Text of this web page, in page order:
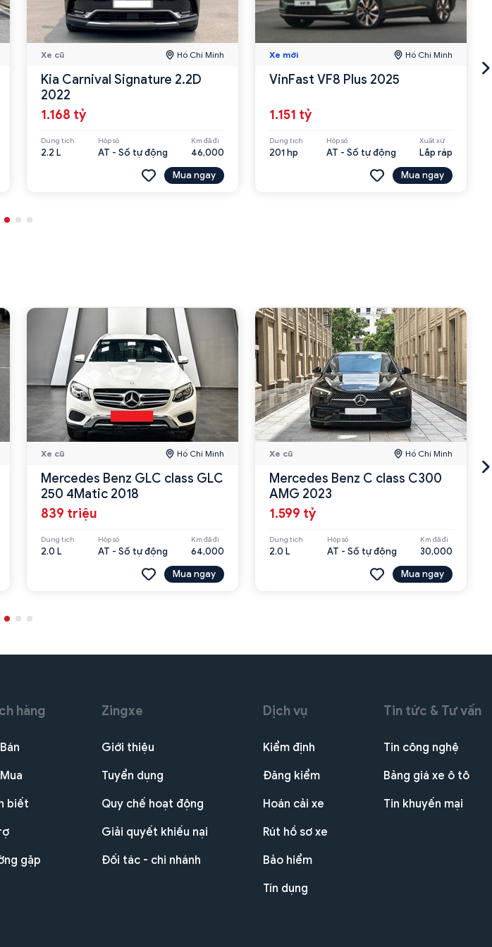
Xe cũ Hồ Chí Minh
Kia Carnival Signature 2.2D
2022
1.168 tỷ
Dung tích
2.2 L
Hộp số
AT - Số tự động
Km đã đi
46,000
Mua ngay
Xe mới Hồ Chí Minh
VinFast VF8 Plus 2025
1.151 tỷ
Dung tích
201 hp
Hộp số
AT - Số tự động
Xuất xứ
Lắp ráp
Mua ngay
Xe cũ Hồ Chí Minh
Mercedes Benz GLC class GLC
250 4Matic 2018
839 triệu
Dung tích
2.0 L
Hộp số
AT - Số tự động
Km đã đi
64,000
Mua ngay
Xe cũ Hồ Chí Minh
Mercedes Benz C class C300
AMG 2023
1.599 tỷ
Dung tích
2.0 L
Hộp số
AT - Số tự động
Km đã đi
30,000
Mua ngay
hàng
biết
gặp
Zingxe
Giới thiệu
Tuyển dụng
Quy chế hoạt động
Giải quyết khiếu nại
Đối tác - chi nhánh
Dịch vụ
Kiểm định
Đăng kiểm
Hoán cải xe
Rút hồ sơ xe
Bảo hiểm
Tín dụng
Tin tức & Tư vấn
Tin công nghệ
Bảng giá xe ô tô
Tin khuyến mại